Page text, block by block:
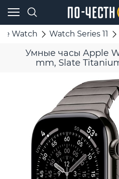
Watch Watch Series 11
Умные часы Apple
mm, Slate